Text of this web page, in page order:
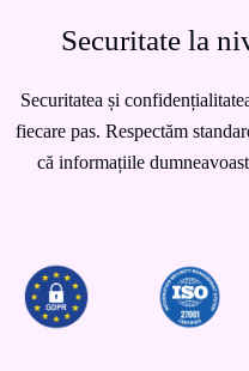
Securitate la
Securitatea și
fiecare pas. Respectăm
că informațiile